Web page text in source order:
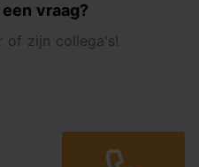
vraag?
of zijn collega's!